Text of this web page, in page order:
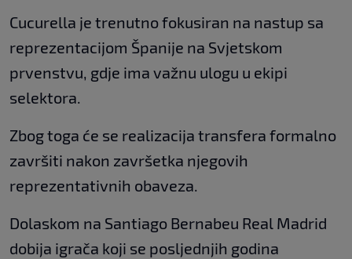
Cucurella je trenutno fokusiran na nastup sa
reprezentacijom Španije na Svjetskom
prvenstvu, gdje ima važnu ulogu u ekipi
selektora.
Zbog toga će se realizacija transfera formalno
završiti nakon završetka njegovih
reprezentativnih obaveza.
Dolaskom na Santiago Bernabeu Real Madrid
dobija igrača koji se posljednjih godina